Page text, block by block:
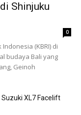
Shinjuku
0
(KBRI) di
budaya Bali yang
Geinoh
XL7 Facelift